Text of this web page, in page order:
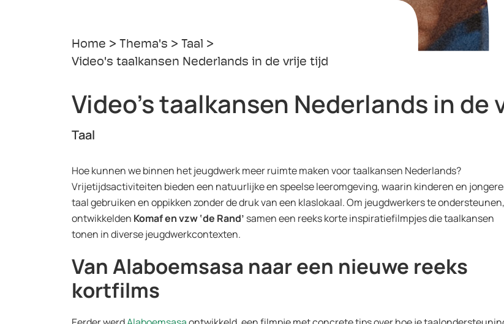
Home Thema's
Taal
Video's taalkansen Nederlands in de vrije tijd
Video's taalkansen Nederlands in de
Taal
Hoe kunnen we binnen het jeugdwerk meer ruimte maken voor taalkansen Nederlands?
Vrijetijdsactiviteiten bieden een natuurlijke en speelse leeromgeving, waarin kinderen en
taal gebruiken en oppikken zonder de druk van een klaslokaal. Om jeugdwerkers te ondersteunen,
ontwikkelden Komaf en vzw ‘de Rand’ samen een reeks korte inspiratiefilmpjes die taalkansen
tonen in diverse jeugdwerkcontexten.
Van Alaboemsasa naar een nieuwe reeks
kortfilms